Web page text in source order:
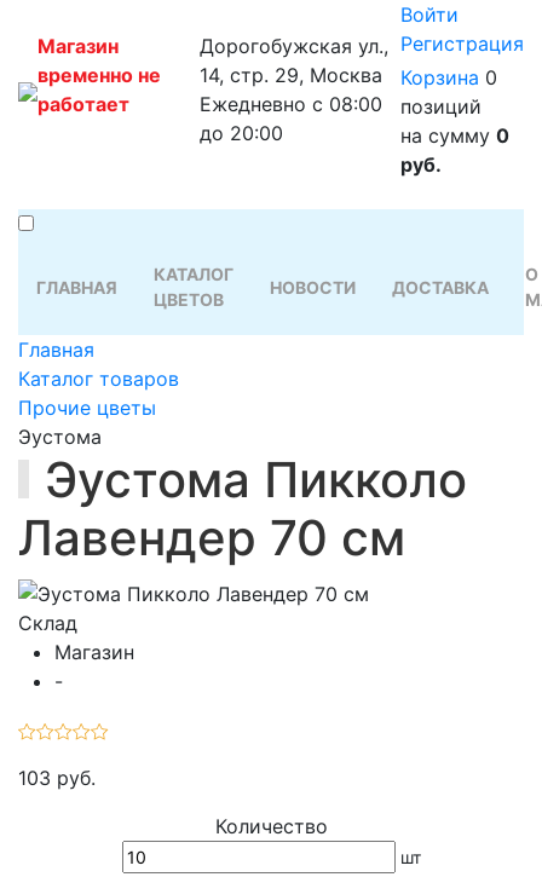
Магазин
временно не
работает
Дорогобужская ул.,
14, стр. 29, Москва
Ежедневно с 08:00
до 20:00
Войти
Регистрация
Корзина 0
позиций
на сумму 0
руб.
ГЛАВНАЯ
КАТАЛОГ
ЦВЕТОВ
НОВОСТИ ДОСТАВКА
О
Главная
Каталог товаров
Прочие цветы
Эустома
Эустома Пикколо
Лавендер 70 см
Склад
Магазин
-
103 руб.
Количество
шт